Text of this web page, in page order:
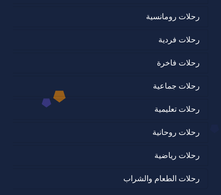
رحلات رومانسية
رحلات فردية
رحلات فاخرة
رحلات جماعية
رحلات تعليمية
رحلات روحانية
رحلات رياضية
رحلات الطعام والشراب